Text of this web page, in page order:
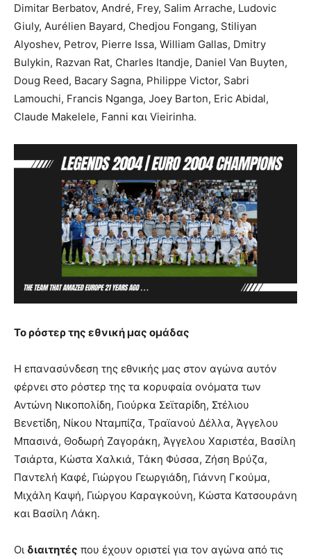
Dimitar Berbatov, André, Frey, Salim Arrache, Ludovic
Giuly, Aurélien Bayard, Chedjou Fongang, Stiliyan
Alyoshev, Petrov, Pierre Issa, William Gallas, Dmitry
Bulykin, Razvan Rat, Charles Itandje, Daniel Van Buyten,
Doug Reed, Bacary Sagna, Philippe Victor, Sabri
Lamouchi, Francis Nganga, Joey Barton, Eric Abidal,
Claude Makelele, Fanni και Vieirinha.
Το ρόστερ της εθνική μας ομάδας
Η επανασύνδεση της εθνικής μας στον αγώνα αυτόν
φέρνει στο ρόστερ της τα κορυφαία ονόματα των
Αντώνη Νικοπολίδη, Γιούρκα Σεϊταρίδη, Στέλιου
Βενετίδη, Νίκου Νταμπίζα, Τραϊανού Δέλλα, Άγγελου
Μπασινά, Θοδωρή Ζαγοράκη, Άγγελου Χαριστέα, Βασίλη
Τσιάρτα, Κώστα Χαλκιά, Τάκη Φύσσα, Ζήση Βρύζα,
Παντελή Καφέ, Γιώργου Γεωργιάδη, Γιάννη Γκούμα,
Μιχάλη Καψή, Γιώργου Καραγκούνη, Κώστα Κατσουράνη
και Βασίλη Λάκη.
Οι διαιτητές που έχουν οριστεί για τον αγώνα από τις